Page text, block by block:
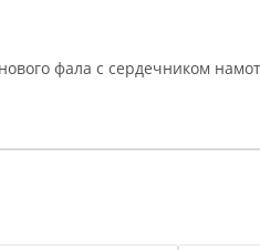
фала с сердечником